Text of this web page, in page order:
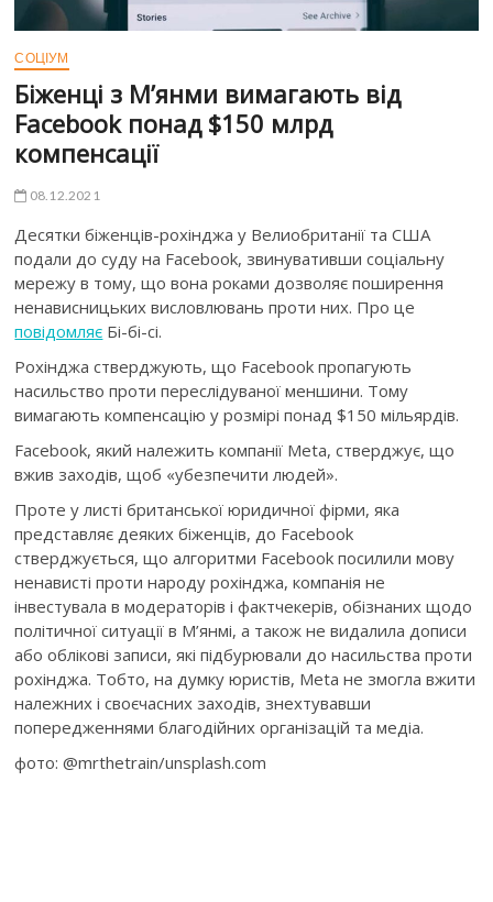
СОЦІУМ
Біженці з М’янми вимагають від
Facebook понад $150 млрд
компенсації
08.12.2021
Десятки біженців-рохінджа у Велиобританії та США
подали до суду на Facebook, звинувативши соціальну
мережу в тому, що вона роками дозволяє поширення
ненависницьких висловлювань проти них. Про це
повідомляє Бі-бі-сі.
Рохінджа стверджують, що Facebook пропагують
насильство проти переслідуваної меншини. Тому
вимагають компенсацію у розмірі понад $150 мільярдів.
Facebook, який належить компанії Meta, стверджує, що
вжив заходів, щоб «убезпечити людей».
Проте у листі британської юридичної фірми, яка
представляє деяких біженців, до Facebook
стверджується, що алгоритми Facebook посилили мову
ненависті проти народу рохінджа, компанія не
інвестувала в модераторів і фактчекерів, обізнаних щодо
політичної ситуації в М’янмі, а також не видалила дописи
або облікові записи, які підбурювали до насильства проти
рохінджа. Тобто, на думку юристів, Meta не змогла вжити
належних і своєчасних заходів, знехтувавши
попередженнями благодійних організацій та медіа.
фото: @mrthetrain/unsplash.com